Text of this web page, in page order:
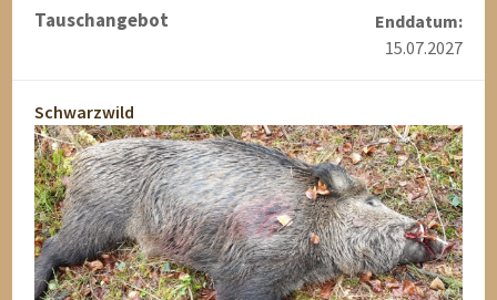
Tauschangebot
Enddatum:
15.07.2027
Schwarzwild